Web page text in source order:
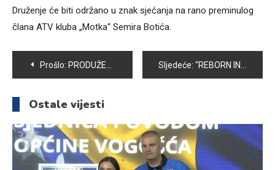
Druženje će biti održano u znak sjećanja na rano preminulog
člana ATV kluba „Motka“ Semira Botića.
Navigacija
članaka
Prošlo: PRODUŽENI BORAVAK U OŠ “ZAHID BARUČIJA” – SIGURNO MJESTO ZA UČENJE I IGRU Sljedeće: “REBORN IN DENIM”: AMINA AVDANOVIĆ DONOSI ODRŽIVU MODNU PRIČU NA 50. BH FASHION WEEK SARAJEVO
Ostale vijesti